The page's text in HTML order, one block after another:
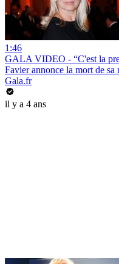
1:46
GALA VIDEO - “C'est la
Favier annonce la mort de sa
Gala.fr
il y a 4 ans